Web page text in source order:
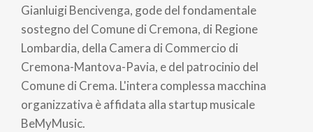
Gianluigi Bencivenga, gode del fondamentale
sostegno del Comune di Cremona, di Regione
Lombardia, della Camera di Commercio di
Cremona-Mantova-Pavia, e del patrocinio del
Comune di Crema. L'intera complessa macchina
organizzativa è affidata alla startup musicale
BeMyMusic.